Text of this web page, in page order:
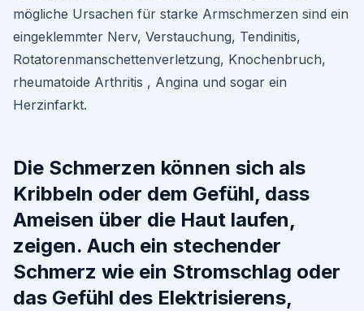
mögliche Ursachen für starke Armschmerzen sind ein
eingeklemmter Nerv, Verstauchung, Tendinitis,
Rotatorenmanschettenverletzung, Knochenbruch,
rheumatoide Arthritis , Angina und sogar ein
Herzinfarkt.
Die Schmerzen können sich als
Kribbeln oder dem Gefühl, dass
Ameisen über die Haut laufen,
zeigen. Auch ein stechender
Schmerz wie ein Stromschlag oder
das Gefühl des Elektrisierens,